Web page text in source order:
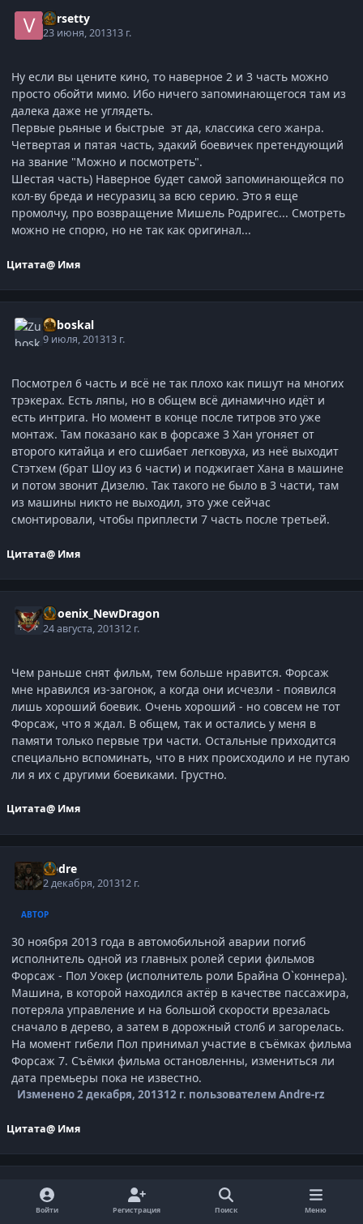
Varsetty
23 июня, 201313 г.
Ну если вы цените кино, то наверное 2 и 3 часть можно
просто обойти мимо. Ибо ничего запоминающегося там из
далека даже не углядеть.
Первые рьяные и быстрые эт да, классика сего жанра.
Четвертая и пятая часть, эдакий боевичек претендующий
на звание "Можно и посмотреть".
Шестая часть) Наверное будет самой запоминающейся по
кол-ву бреда и несуразиц за всю серию. Это я еще
промолчу, про возвращение Мишель Родригес... Смотреть
можно не спорю, но не так как оригинал...
Цитата@ Имя
Zuboskal
9 июля, 201313 г.
Посмотрел 6 часть и всё не так плохо как пишут на многих
трэкерах. Есть ляпы, но в общем всё динамично идёт и
есть интрига. Но момент в конце после титров это уже
монтаж. Там показано как в форсаже 3 Хан угоняет от
второго китайца и его сшибает легковуха, из неё выходит
Стэтхем (брат Шоу из 6 части) и поджигает Хана в машине
и потом звонит Дизелю. Так такого не было в 3 части, там
из машины никто не выходил, это уже сейчас
смонтировали, чтобы приплести 7 часть после третьей.
Цитата@ Имя
Phoenix_NewDragon
24 августа, 201312 г.
Чем раньше снят фильм, тем больше нравится. Форсаж
мне нравился из-загонок, а когда они исчезли - появился
лишь хороший боевик. Очень хороший - но совсем не тот
Форсаж, что я ждал. В общем, так и остались у меня в
памяти только первые три части. Остальные приходится
специально вспоминать, что в них происходило и не путаю
ли я их с другими боевиками. Грустно.
Цитата@ Имя
Andre
2 декабря, 201312 г.
АВТОР
30 ноября 2013 года в автомобильной аварии погиб
исполнитель одной из главных ролей серии фильмов
Форсаж - Пол Уокер (исполнитель роли Брайна О`коннера).
Машина, в которой находился актёр в качестве пассажира,
потеряла управление и на большой скорости врезалась
сначало в дерево, а затем в дорожный столб и загорелась.
На момент гибели Пол принимал участие в съёмках фильма
Форсаж 7. Съёмки фильма остановленны, измениться ли
дата премьеры пока не известно.
Изменено2 декабря, 201312 г. пользователем Andre-rz
Цитата@ Имя
Andre
9 апреля, 2015 11 г.
Войти Регистрация Поиск Меню